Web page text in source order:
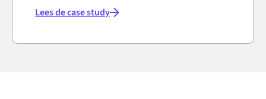
Lees de case study